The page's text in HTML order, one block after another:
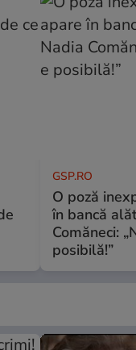
GSP.RO
O poză
în bancă
Comăneci:
posibilă!”